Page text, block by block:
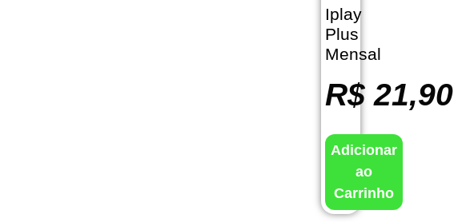
Iplay
Plus
Mensal
R$21,90
Adicionar
ao
Carrinho